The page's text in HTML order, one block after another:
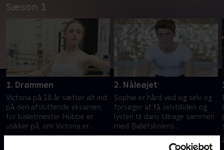
Sæson 1
1. Drømmen
Victoria på 18 år sætter alt ind
på den afsluttende eksamen,
for balletmester Hübbe er
usikker på, om Victoria er
dygtig nok til kompagniet.
2. Nåleøjet
Sophie er hård ved sig selv og
forsøger at få selvtilliden og
lysten til dans tilbage sammen
med Balletskolens
præstationscoach.